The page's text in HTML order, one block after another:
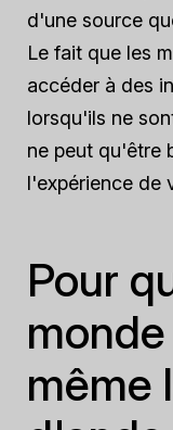
d'une source
Le fait que les
accéder à des
lorsqu'ils ne
ne peut qu'être
l'expérience de
Pour
même